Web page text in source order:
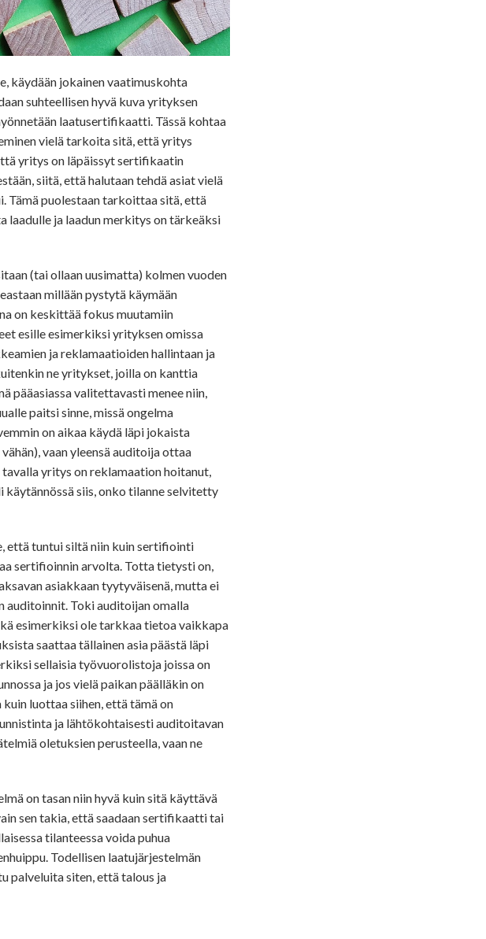
käydään jokainen vaatimuskohta
suhteellisen hyvä kuva yrityksen
laatusertifikaatti. Tässä kohtaa
vielä tarkoita sitä, että yritys
yritys on läpäissyt sertifikaatin
siitä, että halutaan tehdä asiat vielä
Tämä puolestaan tarkoittaa sitä, että
ja laadun merkitys on tärkeäksi
(tai ollaan uusimatta) kolmen vuoden
millään pystytä käymään
on keskittää fokus muutamiin
esille esimerkiksi yrityksen omissa
ja reklamaatioiden hallintaan ja
ne yritykset, joilla on kanttia
pääasiassa valitettavasti menee niin,
paitsi sinne, missä ongelma
on aikaa käydä läpi jokaista
vaan yleensä auditoija ottaa
yritys on reklamaation hoitanut,
siis, onko tilanne selvitetty
että tuntui siltä niin kuin sertifiointi
sertifioinnin arvolta. Totta tietysti on,
asiakkaan tyytyväisenä, mutta ei
auditoinnit. Toki auditoijan omalla
esimerkiksi ole tarkkaa tietoa vaikkapa
saattaa tällainen asia päästä läpi
sellaisia työvuorolistoja joissa on
ja jos vielä paikan päälläkin on
luottaa siihen, että tämä on
ja lähtökohtaisesti auditoitavan
oletuksien perusteella, vaan ne
on tasan niin hyvä kuin sitä käyttävä
sen takia, että saadaan sertifikaatti tai
tilanteessa voida puhua
Todellisen laatujärjestelmän
palveluita siten, että talous ja